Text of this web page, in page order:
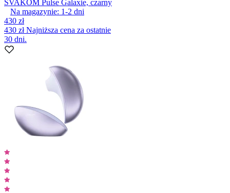
SVAKOM Pulse Galaxie, czarny
Na magazynie: 1-2 dni
430 zł
430 złNajniższa cena za ostatnie
30 dni.